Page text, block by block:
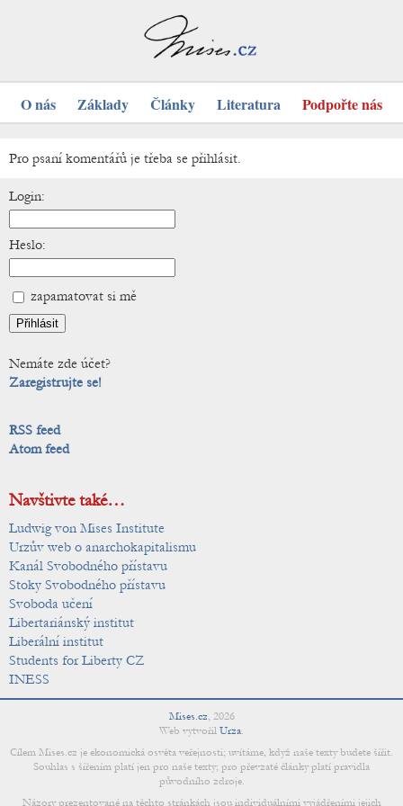
O nás Základy Články Literatura Podpořte nás
Pro psaní komentářů je třeba se přihlásit.
Login:
Heslo:
zapamatovat si mě
Nemáte zde účet?
Zaregistrujte se!
RSS feed
Atom feed
Navštivte také…
Ludwig von Mises Institute
Urzův web o anarchokapitalismu
Kanál Svobodného přístavu
Stoky Svobodného přístavu
Svoboda učení
Libertariánský institut
Liberální institut
Students for Liberty CZ
INESS
Mises.cz, 2026
Web vytvořil Urza.
Cílem Mises.cz je ekonomická osvěta veřejnosti; uvítáme, když naše texty budete šířit.
Souhlas s šířením platí jen pro naše texty; pro převzaté články platí pravidla
původního zdroje.
Názory prezentované na těchto stránkách jsou individuálními vyjádřeními jejich